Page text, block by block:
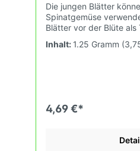
Die jungen Blätter
Spinatgemüse
Blätter vor der Blüte als
Wichtige Heilpflanze
Präparatepflanze. Keimt
Inhalt: 1.25 Gramm
4,69 €*